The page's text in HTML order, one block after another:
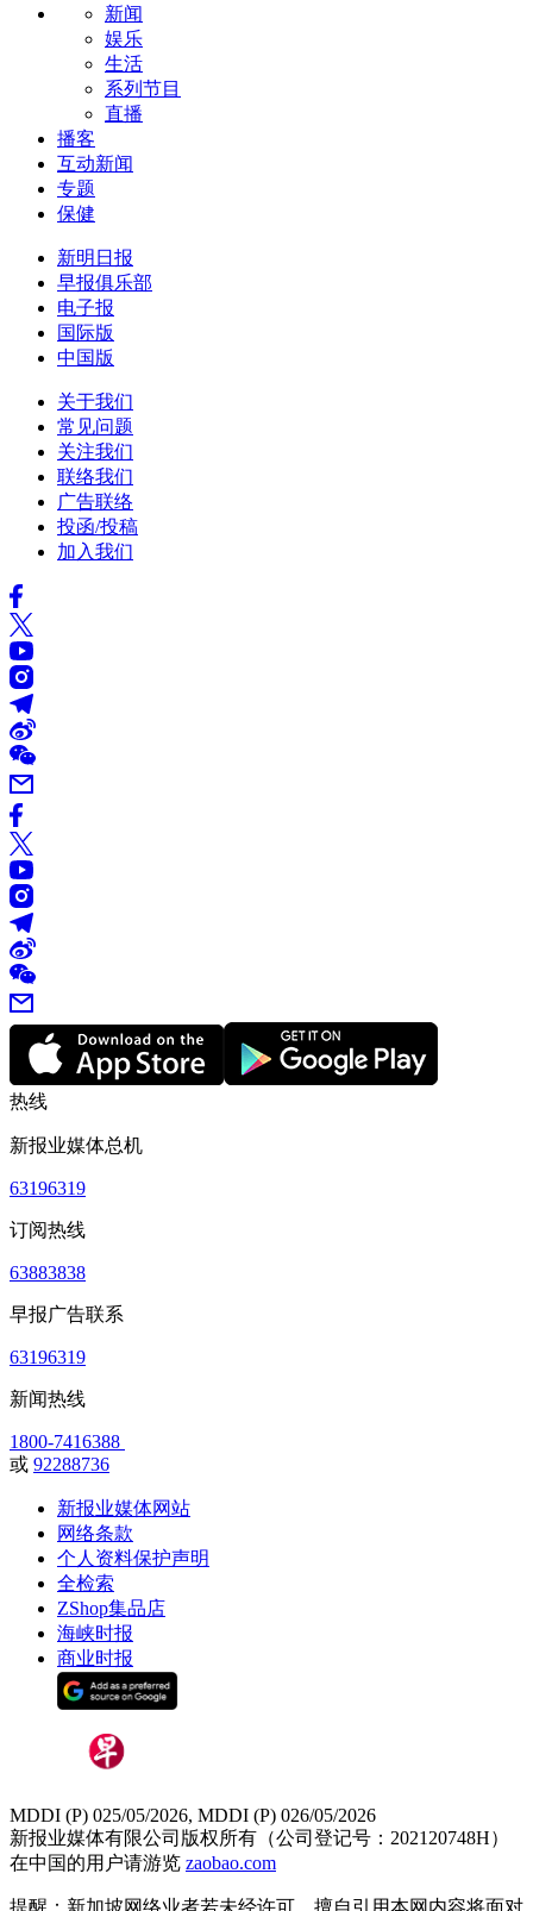
新闻
娱乐
生活
系列节目
直播
播客
互动新闻
专题
保健
新明日报
早报俱乐部
电子报
国际版
中国版
关于我们
常见问题
关注我们
联络我们
广告联络
投函/投稿
加入我们
热线
新报业媒体总机
63196319
订阅热线
63883838
早报广告联系
63196319
新闻热线
1800-7416388
或 92288736
新报业媒体网站
网络条款
个人资料保护声明
全检索
ZShop集品店
海峡时报
商业时报
MDDI (P) 025/05/2026, MDDI (P) 026/05/2026
新报业媒体有限公司版权所有（公司登记号：202120748H）
在中国的用户请游览 zaobao.com